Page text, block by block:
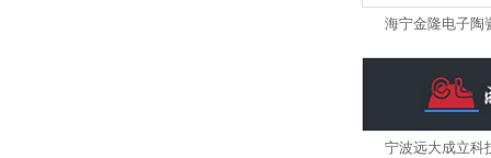
海宁金隆电子陶
宁波远大成立科